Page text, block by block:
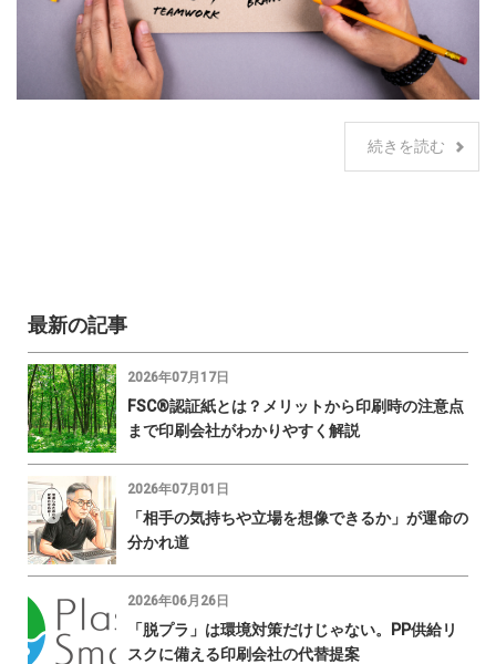
続きを読む
最新の記事
2026年07月17日
FSC®認証紙とは？メリットから印刷時の注意点
まで印刷会社がわかりやすく解説
2026年07月01日
「相手の気持ちや立場を想像できるか」が運命の
分かれ道
2026年06月26日
「脱プラ」は環境対策だけじゃない。PP供給リ
スクに備える印刷会社の代替提案